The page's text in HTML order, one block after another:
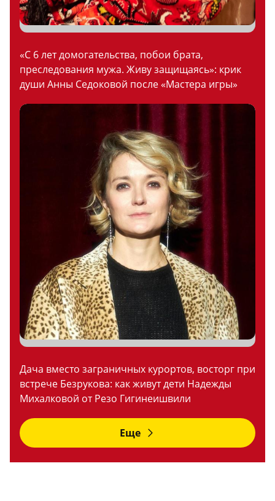
«С 6 лет домогательства, побои брата,
преследования мужа. Живу защищаясь»: крик
души Анны Седоковой после «Мастера игры»
Дача вместо заграничных курортов, восторг при
встрече Безрукова: как живут дети Надежды
Михалковой от Резо Гигинеишвили
Еще